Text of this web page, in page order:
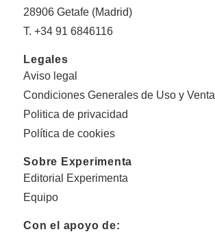
28906 Getafe (Madrid)
T. +34 91 6846116
Legales
Aviso legal
Condiciones Generales de Uso y Venta
Politica de privacidad
Política de cookies
Sobre Experimenta
Editorial Experimenta
Equipo
Con el apoyo de: